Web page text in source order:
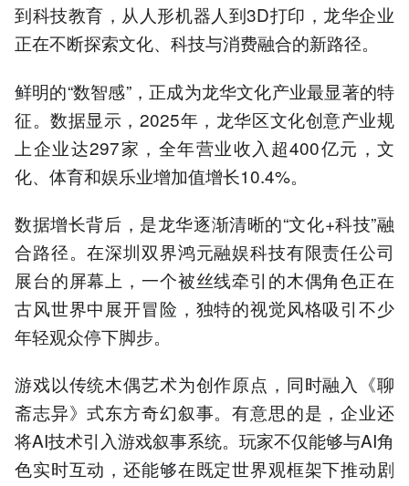
到科技教育，从人形机器人到3D打印，龙华企业
正在不断探索文化、科技与消费融合的新路径。
鲜明的“数智感”，正成为龙华文化产业最显著的特
征。数据显示，2025年，龙华区文化创意产业规
上企业达297家，全年营业收入超400亿元，文
化、体育和娱乐业增加值增长10.4%。
数据增长背后，是龙华逐渐清晰的“文化+科技”融
合路径。在深圳双界鸿元融娱科技有限责任公司
展台的屏幕上，一个被丝线牵引的木偶角色正在
古风世界中展开冒险，独特的视觉风格吸引不少
年轻观众停下脚步。
游戏以传统木偶艺术为创作原点，同时融入《聊
斋志异》式东方奇幻叙事。有意思的是，企业还
将AI技术引入游戏叙事系统。玩家不仅能够与AI角
色实时互动，还能够在既定世界观框架下推动剧